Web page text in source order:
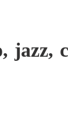
jazz,